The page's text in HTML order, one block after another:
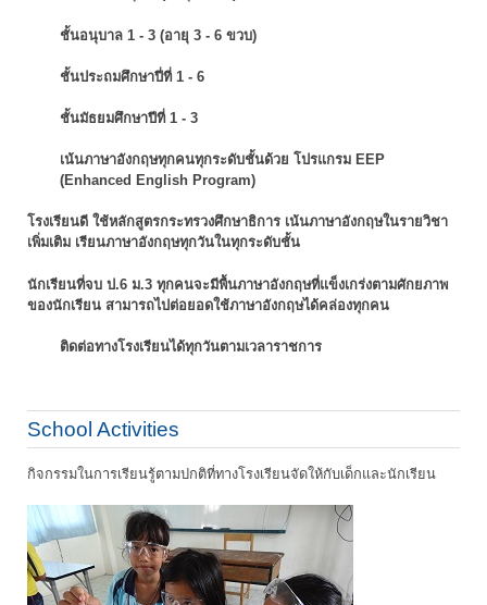
ชั้นอนุบาล 1 - 3 (อายุ 3 - 6 ขวบ)
ชั้นประถมศึกษาปี่ที่ 1 - 6
ชั้นมัธยมศึกษาปีที่ 1 - 3
เน้นภาษาอังกฤษทุกคนทุกระดับชั้นด้วย โปรแกรม EEP
(Enhanced English Program)
โรงเรียนดี ใช้หลักสูตรกระทรวงศึกษาธิการ เน้นภาษาอังกฤษในรายวิชา
เพิ่มเติม เรียนภาษาอังกฤษทุกวันในทุกระดับชั้น
นักเรียนที่จบ ป.6 ม.3 ทุกคนจะมีพื้นภาษาอังกฤษที่แข็งเกร่งตามศักยภาพ
ของนักเรียน สามารถไปต่อยอดใช้ภาษาอังกฤษได้คล่องทุกคน
ติดต่อทางโรงเรียนได้ทุกวันตามเวลาราชการ
School Activities
กิจกรรมในการเรียนรู้ตามปกติที่ทางโรงเรียนจัดให้กับเด็กและนักเรียน